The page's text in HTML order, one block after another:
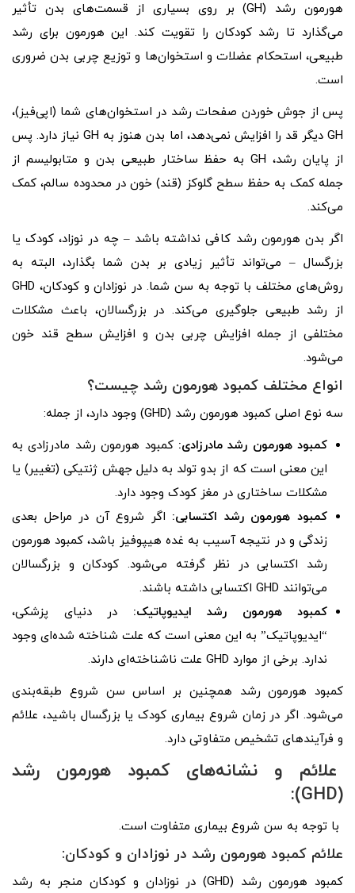
هورمون رشد (GH) بر روی بسیاری از قسمت‌های بدن تأثیر
می‌گذارد تا رشد کودکان را تقویت کند. این هورمون برای رشد
طبیعی، استحکام عضلات و استخوان‌ها و توزیع چربی بدن ضروری
است.
پس از جوش خوردن صفحات رشد در استخوان‌های شما (اپی‌فیز)،
GH دیگر قد را افزایش نمی‌دهد، اما بدن هنوز به GH نیاز دارد. پس
از پایان رشد، GH به حفظ ساختار طبیعی بدن و متابولیسم از
جمله کمک به حفظ سطح گلوکز (قند) خون در محدوده سالم، کمک
می‌کند.
اگر بدن هورمون رشد کافی نداشته باشد – چه در نوزاد، کودک یا
بزرگسال – می‌تواند تأثیر زیادی بر بدن شما بگذارد، البته به
روش‌های مختلف با توجه به سن شما. در نوزادان و کودکان، GHD
از رشد طبیعی جلوگیری می‌کند. در بزرگسالان، باعث مشکلات
مختلفی از جمله افزایش چربی بدن و افزایش سطح قند خون
می‌شود.
انواع مختلف کمبود هورمون رشد چیست؟
سه نوع اصلی کمبود هورمون رشد (GHD) وجود دارد، از جمله:
کمبود هورمون رشد مادرزادی: کمبود هورمون رشد مادرزادی به
این معنی است که از بدو تولد به دلیل جهش ژنتیکی (تغییر) یا
مشکلات ساختاری در مغز کودک وجود دارد.
کمبود هورمون رشد اکتسابی: اگر شروع آن در مراحل بعدی
زندگی و در نتیجه آسیب به غده هیپوفیز باشد، کمبود هورمون
رشد اکتسابی در نظر گرفته می‌شود. کودکان و بزرگسالان
می‌توانند GHD اکتسابی داشته باشند.
کمبود هورمون رشد ایدیوپاتیک: در دنیای پزشکی،
“ایدیوپاتیک” به این معنی است که علت شناخته شده‌ای وجود
ندارد. برخی از موارد GHD علت ناشناخته‌ای دارند.
کمبود هورمون رشد همچنین بر اساس سن شروع طبقه‌بندی
می‌شود. اگر در زمان شروع بیماری کودک یا بزرگسال باشید، علائم
و فرآیندهای تشخیص متفاوتی دارد.
علائم و نشانه‌های کمبود هورمون رشد
(GHD):
با توجه به سن شروع بیماری متفاوت است.
علائم کمبود هورمون رشد در نوزادان و کودکان:
کمبود هورمون رشد (GHD) در نوزادان و کودکان منجر به رشد